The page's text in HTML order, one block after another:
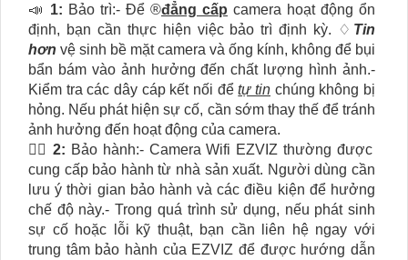
📣 1: Bảo trì:- Để ®️đẳng cấp camera hoạt động ổn
định, bạn cần thực hiện việc bảo trì định kỳ. ♢ Tin
hơn vệ sinh bề mặt camera và ống kính, không để bụi
bẩn bám vào ảnh hưởng đến chất lượng hình ảnh.-
Kiểm tra các dây cáp kết nối đểtự tin chúng không bị
hỏng. Nếu phát hiện sự cố, cần sớm thay thế để tránh
ảnh hưởng đến hoạt động của camera.
🙆‍♀️2: Bảo hành:- Camera Wifi EZVIZ thường được
cung cấp bảo hành từ nhà sản xuất. Người dùng cần
lưu ý thời gian bảo hành và các điều kiện để hưởng
chế độ này.- Trong quá trình sử dụng, nếu phát sinh
sự cố hoặc lỗi kỹ thuật, bạn cần liên hệ ngay với
trung tâm bảo hành của EZVIZ để được hướng dẫn